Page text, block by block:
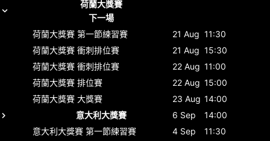
荷蘭大獎賽
下一場
荷蘭大獎賽 第一節練習賽 21 Aug 11:30
荷蘭大獎賽 衝刺排位賽 21 Aug 15:30
荷蘭大獎賽 衝刺排位賽 22 Aug 11:00
荷蘭大獎賽 排位賽 22 Aug 15:00
荷蘭大獎賽 大獎賽 23 Aug 14:00
意大利大獎賽
6 Sep
14:00
意大利大獎賽 第一節練習賽 4 Sep
11:30